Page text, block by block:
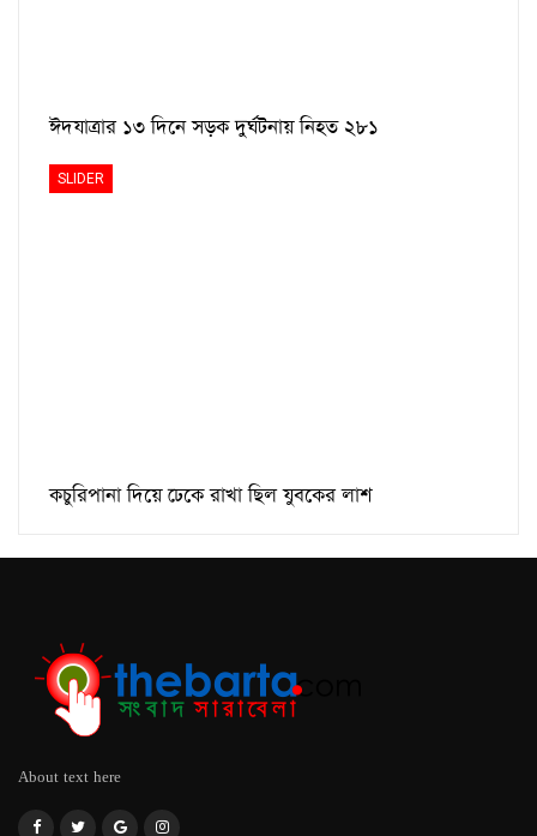
ঈদযাত্রার ১৩ দিনে সড়ক দুর্ঘটনায় নিহত ২৮১
SLIDER
কচুরিপানা দিয়ে ঢেকে রাখা ছিল যুবকের লাশ
About text here